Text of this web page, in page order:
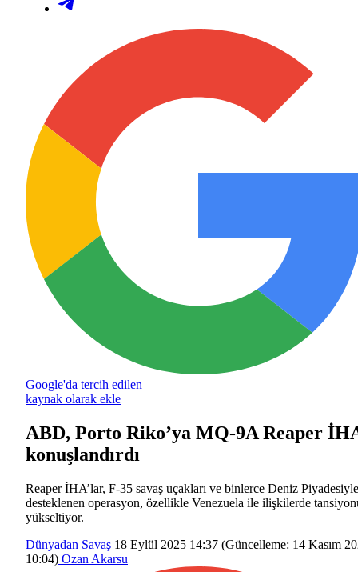
Google'da tercih edilen
kaynak olarak ekle
ABD, Porto Riko’ya MQ-9A Reaper
konuşlandırdı
Reaper İHA’lar, F-35 savaş uçakları ve binlerce Deniz Piyadesiyle
desteklenen operasyon, özellikle Venezuela ile ilişkilerde
yükseltiyor.
Dünyadan Savaş 18 Eylül 2025 14:37 (Güncelleme: 14 Kasım
10:04) Ozan Akarsu